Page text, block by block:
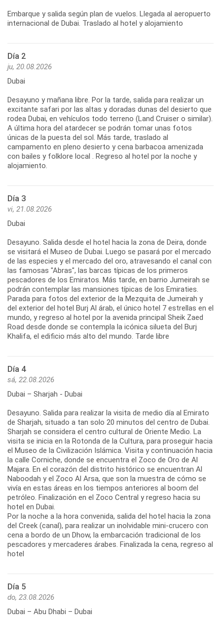
Embarque y salida según plan de vuelos. Llegada al aeropuerto
internacional de Dubai. Traslado al hotel y alojamiento
Día 2
ju, 20.08.2026
Dubai
Desayuno y mañana libre. Por la tarde, salida para realizar un
excitante safari por las altas y doradas dunas del desierto que
rodea Dubai, en vehículos todo terreno (Land Cruiser o similar).
A última hora del atardecer se podrán tomar unas fotos
únicas de la puesta del sol. Más tarde, traslado al
campamento en pleno desierto y cena barbacoa amenizada
con bailes y folklore local . Regreso al hotel por la noche y
alojamiento.
Día 3
vi, 21.08.2026
Dubai
Desayuno. Salida desde el hotel hacia la zona de Deira, donde
se visitará el Museo de Dubai. Luego se pasará por el mercado
de las especies y el mercado del oro, atravesando el canal con
las famosas "Abras", las barcas típicas de los primeros
pescadores de los Emiratos. Más tarde, en barrio Jumeirah se
podrán contemplar las mansiones típicas de los Emiraties.
Parada para fotos del exterior de la Mezquita de Jumeirah y
del exterior del hotel Burj Al árab, el único hotel 7 estrellas en el
mundo, y regreso al hotel por la avenida principal Sheik Zaed
Road desde donde se contempla la icónica silueta del Burj
Khalifa, el edificio más alto del mundo. Tarde libre
Día 4
sá, 22.08.2026
Dubai – Sharjah - Dubai
Desayuno. Salida para realizar la visita de medio día al Emirato
de Sharjah, situado a tan solo 20 minutos del centro de Dubai.
Sharjah se considera el centro cultural de Oriente Medio. La
visita se inicia en la Rotonda de la Cultura, para proseguir hacia
el Museo de la Civilización Islámica. Visita y continuación hacia
la calle Corniche, donde se encuentra el Zoco de Oro de Al
Majara. En el corazón del distrito histórico se encuentran Al
Naboodah y el Zoco Al Arsa, que son la muestra de cómo se
vivía en estas áreas en los tiempos anteriores al boom del
petróleo. Finalización en el Zoco Central y regreso hacia su
hotel en Dubai.
Por la noche a la hora convenida, salida del hotel hacia la zona
del Creek (canal), para realizar un inolvidable mini-crucero con
cena a bordo de un Dhow, la embarcación tradicional de los
pescadores y mercaderes árabes. Finalizada la cena, regreso al
hotel
Día 5
do, 23.08.2026
Dubai – Abu Dhabi – Dubai